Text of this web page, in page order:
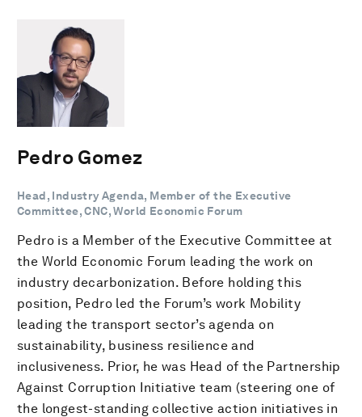
Pedro Gomez
Head, Industry Agenda, Member of the Executive
Committee, CNC, World Economic Forum
Pedro is a Member of the Executive Committee at
the World Economic Forum leading the work on
industry decarbonization. Before holding this
position, Pedro led the Forum’s work Mobility
leading the transport sector’s agenda on
sustainability, business resilience and
inclusiveness. Prior, he was Head of the Partnership
Against Corruption Initiative team (steering one of
the longest-standing collective action initiatives in